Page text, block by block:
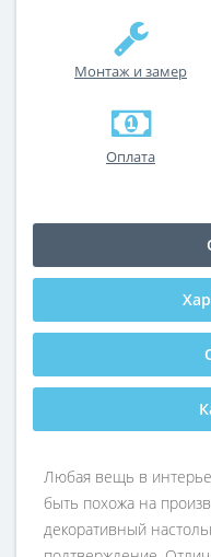
Монтаж и замер
Оплата
Любая вещь в
быть похожа на
декоративный